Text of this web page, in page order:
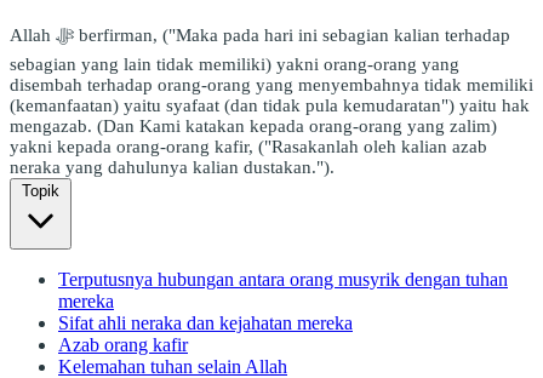
Allah ﷻ berfirman, ("Maka pada hari ini sebagian kalian terhadap
sebagian yang lain tidak memiliki) yakni orang-orang yang
disembah terhadap orang-orang yang menyembahnya tidak memiliki
(kemanfaatan) yaitu syafaat (dan tidak pula kemudaratan") yaitu hak
mengazab. (Dan Kami katakan kepada orang-orang yang zalim)
yakni kepada orang-orang kafir, ("Rasakanlah oleh kalian azab
neraka yang dahulunya kalian dustakan.").
Topik
Terputusnya hubungan antara orang musyrik dengan tuhan
mereka
Sifat ahli neraka dan kejahatan mereka
Azab orang kafir
Kelemahan tuhan selain Allah